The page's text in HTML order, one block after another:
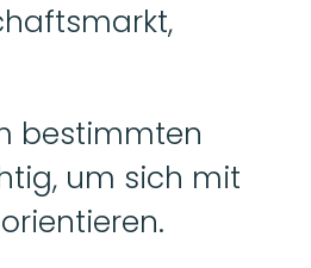
bestimmten
um sich mit